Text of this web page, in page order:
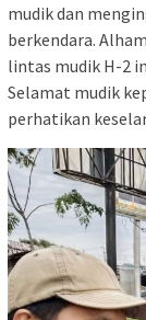
mudik dan
berkendara.
lintas mudik H-2
Selamat mudik
perhatikan